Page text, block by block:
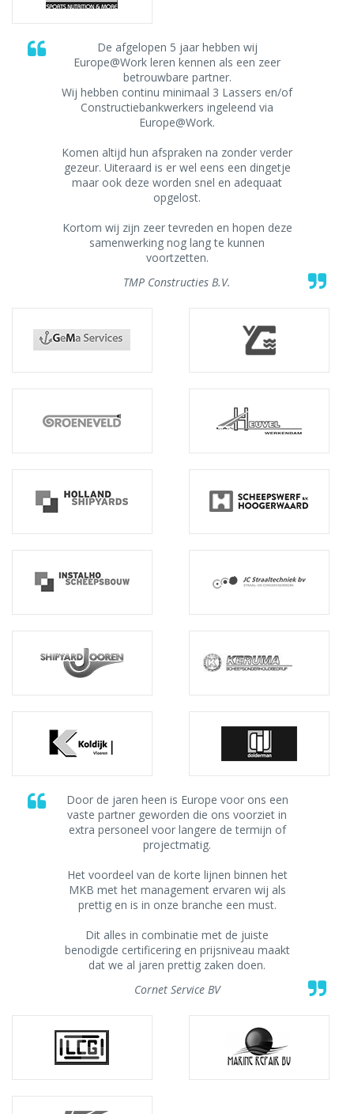
De afgelopen 5 jaar hebben wij
Europe@Work leren kennen als een zeer
betrouwbare partner.
Wij hebben continu minimaal 3 Lassers en/of
Constructiebankwerkers ingeleend via
Europe@Work.
Komen altijd hun afspraken na zonder verder
gezeur. Uiteraard is er wel eens een dingetje
maar ook deze worden snel en adequaat
opgelost.
Kortom wij zijn zeer tevreden en hopen deze
samenwerking nog lang te kunnen
voortzetten.
TMP Constructies B.V.
Door de jaren heen is Europe voor ons een
vaste partner geworden die ons voorziet in
extra personeel voor langere de termijn of
projectmatig.
Het voordeel van de korte lijnen binnen het
MKB met het management ervaren wij als
prettig en is in onze branche een must.
Dit alles in combinatie met de juiste
benodigde certificering en prijsniveau maakt
dat we al jaren prettig zaken doen.
Cornet Service BV